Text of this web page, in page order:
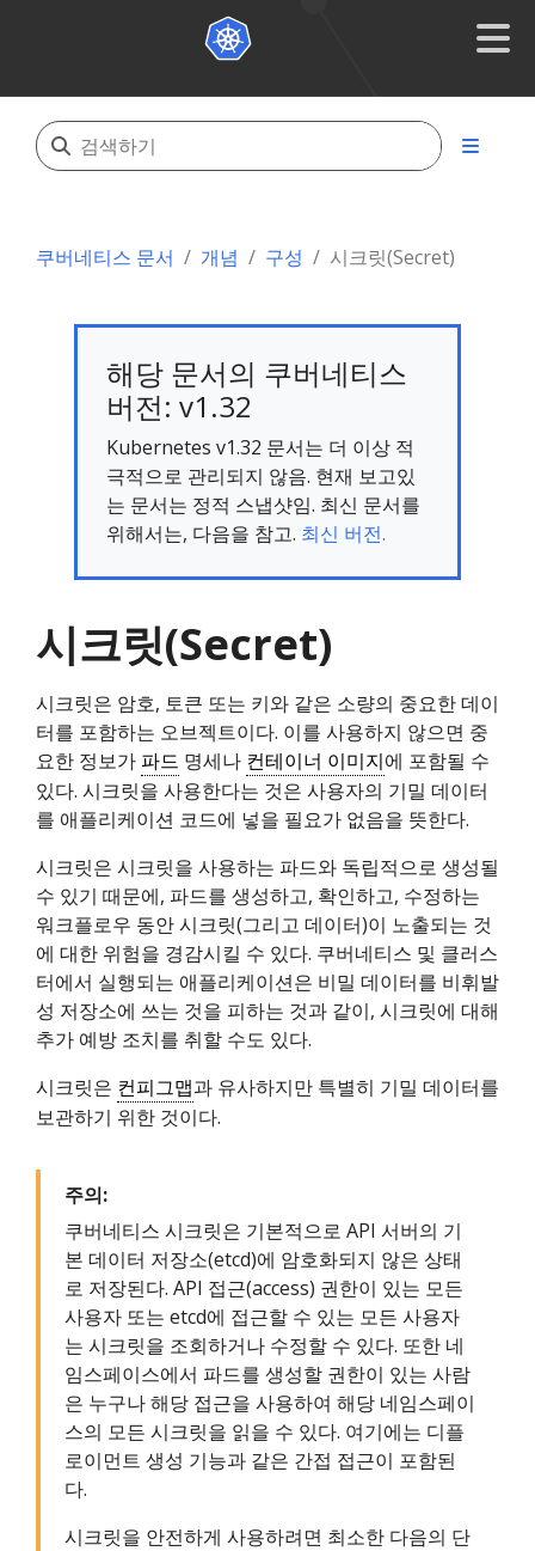
쿠버네티스 문서 개념 구성 시크릿(Secret)
해당 문서의 쿠버네티스
버전: v1.32
Kubernetes v1.32 문서는 더 이상 적
극적으로 관리되지 않음. 현재 보고있
는 문서는 정적 스냅샷임. 최신 문서를
위해서는, 다음을 참고. 최신 버전.
시크릿(Secret)
시크릿은 암호, 토큰 또는 키와 같은 소량의 중요한 데이
터를 포함하는 오브젝트이다. 이를 사용하지 않으면 중
요한 정보가 파드 명세나 컨테이너 이미지에 포함될 수
있다. 시크릿을 사용한다는 것은 사용자의 기밀 데이터
를 애플리케이션 코드에 넣을 필요가 없음을 뜻한다.
시크릿은 시크릿을 사용하는 파드와 독립적으로 생성될
수 있기 때문에, 파드를 생성하고, 확인하고, 수정하는
워크플로우 동안 시크릿(그리고 데이터)이 노출되는 것
에 대한 위험을 경감시킬 수 있다. 쿠버네티스 및 클러스
터에서 실행되는 애플리케이션은 비밀 데이터를 비휘발
성 저장소에 쓰는 것을 피하는 것과 같이, 시크릿에 대해
추가 예방 조치를 취할 수도 있다.
시크릿은 컨피그맵과 유사하지만 특별히 기밀 데이터를
보관하기 위한 것이다.
주의:
쿠버네티스 시크릿은 기본적으로 API 서버의 기
본 데이터 저장소(etcd)에 암호화되지 않은 상태
로 저장된다. API 접근(access) 권한이 있는 모든
사용자 또는 etcd에 접근할 수 있는 모든 사용자
는 시크릿을 조회하거나 수정할 수 있다. 또한 네
임스페이스에서 파드를 생성할 권한이 있는 사람
은 누구나 해당 접근을 사용하여 해당 네임스페이
스의 모든 시크릿을 읽을 수 있다. 여기에는 디플
로이먼트 생성 기능과 같은 간접 접근이 포함된
다.
시크릿을 안전하게 사용하려면 최소한 다음의 단